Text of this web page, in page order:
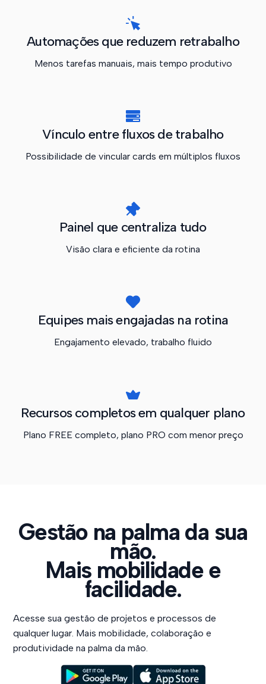
Automações que reduzem retrabalho
Menos tarefas manuais, mais tempo produtivo
Vínculo entre fluxos de trabalho
Possibilidade de vincular cards em múltiplos fluxos
Painel que centraliza tudo
Visão clara e eficiente da rotina
Equipes mais engajadas na rotina
Engajamento elevado, trabalho fluido
Recursos completos em qualquer plano
Plano FREE completo, plano PRO com menor preço
Gestão na palma da sua
mão.
Mais mobilidade e
facilidade.
Acesse sua gestão de projetos e processos de
qualquer lugar. Mais mobilidade, colaboração e
produtividade na palma da mão.